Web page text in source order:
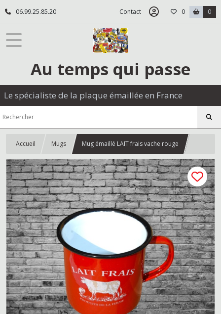
06.99.25.85.20 Contact 0 0
Au temps qui passe
Le spécialiste de la plaque émaillée en France
Accueil Mugs Mug émaillé LAIT frais vache rouge